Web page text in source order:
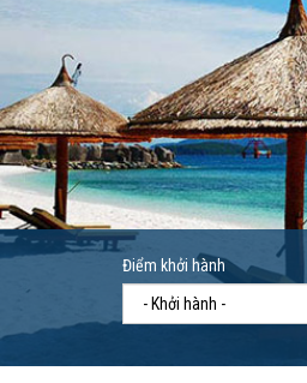
Điểm khởi hành